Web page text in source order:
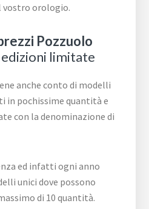
vostro orologio.
Pozzuolo
limitate
anche conto di modelli
in pochissime quantità e
con la denominazione di
ed infatti ogni anno
unici dove possono
di 10 quantità.